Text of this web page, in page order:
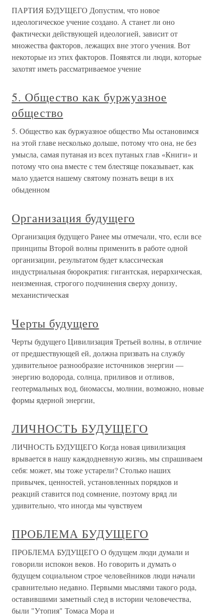
ПАРТИЯ БУДУЩЕГО Допустим, что новое
идеологическое учение создано. А станет ли оно
фактически действующей идеологией, зависит от
множества факторов, лежащих вне этого учения. Вот
некоторые из этих факторов. Появятся ли люди, которые
захотят иметь рассматриваемое учение
5. Общество как буржуазное
общество
5. Общество как буржуазное общество Мы остановимся
на этой главе несколько дольше, потому что она, не без
умысла, самая путаная из всех путаных глав «Книги» и
потому что она вместе с тем блестяще показывает, как
мало удается нашему святому познать вещи в их
обыденном
Организация будущего
Организация будущего Ранее мы отмечали, что, если все
принципы Второй волны применить в работе одной
организации, результатом будет классическая
индустриальная бюрократия: гигантская, иерархическая,
неизменная, строгого подчинения сверху донизу,
механистическая
Черты будущего
Черты будущего Цивилизация Третьей волны, в отличие
от предшествующей ей, должна призвать на службу
удивительное разнообразие источников энергии —
энергию водорода, солнца, приливов и отливов,
геотермальных вод, биомассы, молнии, возможно, новые
формы ядерной энергии,
ЛИЧНОСТЬ БУДУЩЕГО
ЛИЧНОСТЬ БУДУЩЕГО Когда новая цивилизация
врывается в нашу каждодневную жизнь, мы спрашиваем
себя: может, мы тоже устарели? Столько наших
привычек, ценностей, установленных порядков и
реакций ставится под сомнение, поэтому вряд ли
удивительно, что иногда мы чувствуем
ПРОБЛЕМА БУДУЩЕГО
ПРОБЛЕМА БУДУЩЕГО О будущем люди думали и
говорили испокон веков. Но говорить и думать о
будущем социальном строе человейников люди начали
сравнительно недавно. Первыми мыслями такого рода,
оставившими заметный след в истории человечества,
были "Утопия" Томаса Мора и